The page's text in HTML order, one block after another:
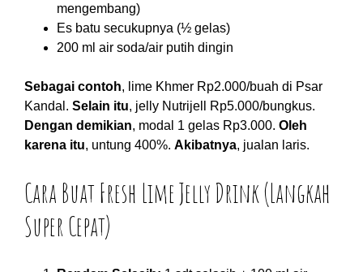
mengembang)
Es batu secukupnya (½ gelas)
200 ml air soda/air putih dingin
Sebagai contoh, lime Khmer Rp2.000/buah di Psar
Kandal. Selain itu, jelly Nutrijell Rp5.000/bungkus.
Dengan demikian, modal 1 gelas Rp3.000. Oleh
karena itu, untung 400%. Akibatnya, jualan laris.
Cara Buat Fresh Lime Jelly Drink (Langkah
Super Cepat)